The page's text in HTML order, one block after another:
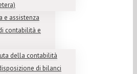
e assistenza
contabilità e
della contabilità
di bilanci